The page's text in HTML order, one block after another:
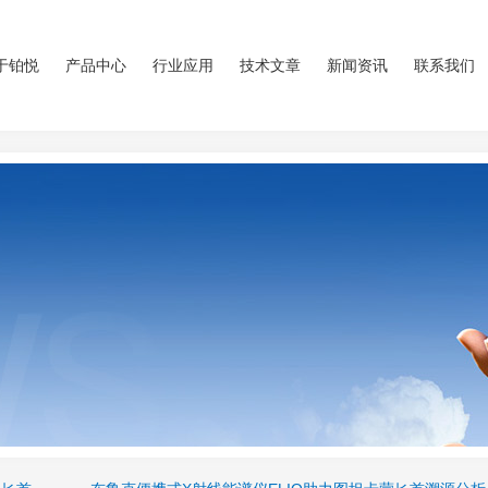
铂悦 产品中心 行业应用 技术文章 新闻资讯 联系我们